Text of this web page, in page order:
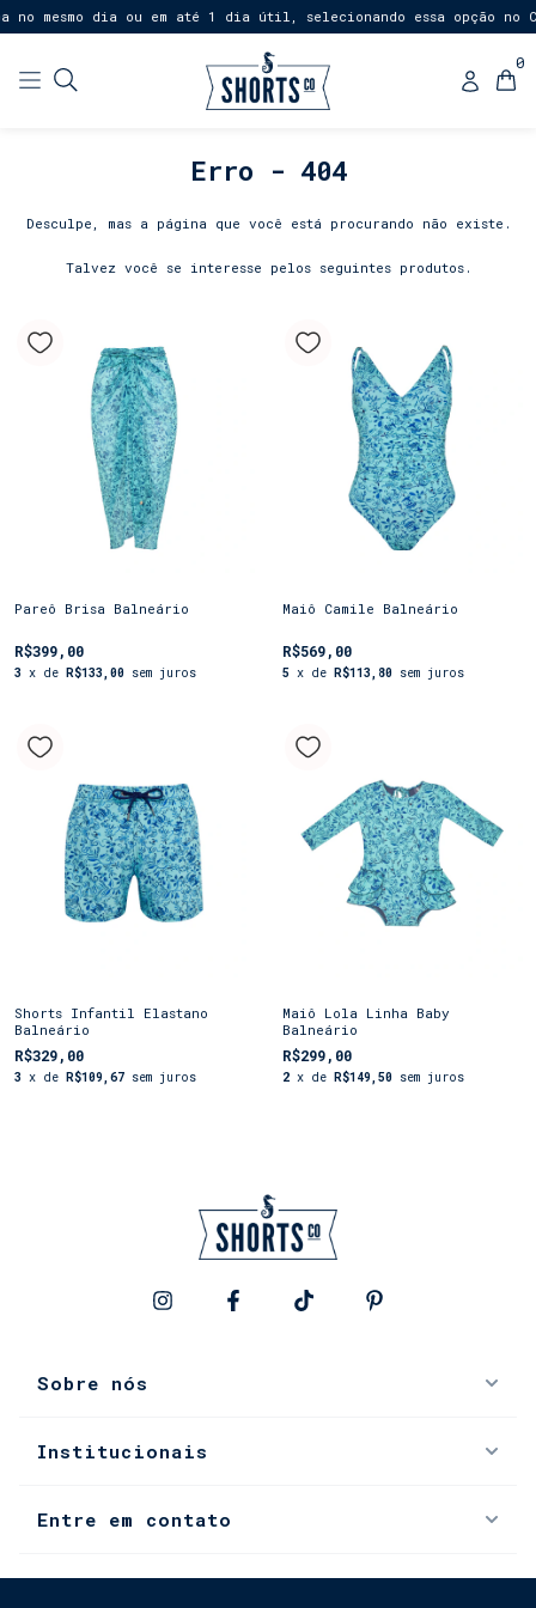
no mesmo dia ou em até 1 dia útil, selecionando essa opção no
0
Erro - 404
Desculpe, mas a página que você está procurando não existe.
Talvez você se interesse pelos seguintes produtos.
Pareô Brisa Balneário
R$399,00
3 x de R$133,00 sem juros
Maiô Camile Balneário
R$569,00
5 x de R$113,80 sem juros
Shorts Infantil Elastano
Balneário
R$329,00
3 x de R$109,67 sem juros
Maiô Lola Linha Baby
Balneário
R$299,00
2 x de R$149,50 sem juros
Sobre nós
Institucionais
Entre em contato